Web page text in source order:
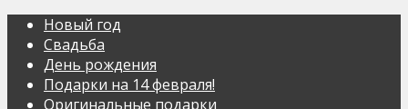
Новый год
Свадьба
День рождения
Подарки на 14 февраля!
Оригинальные подарки